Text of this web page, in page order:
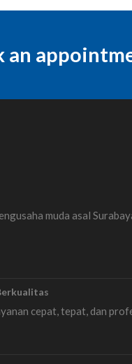
an
muda asal
cepat, tepat, dan